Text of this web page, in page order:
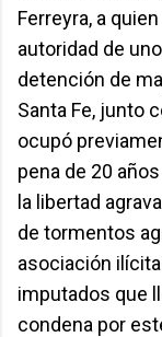
Ferreyra, a
autoridad de
detención de
Santa Fe, junto
ocupó
pena de 20
la libertad
de tormentos
asociación
imputados que
condena por